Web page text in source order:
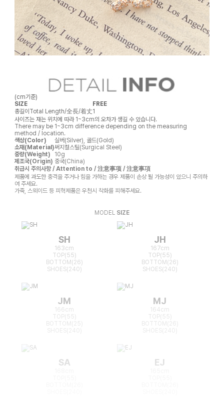
(cm기준)
SIZE
FREE
총길이 Total Length/全長/着丈1
사이즈는 재는 위치에 따라 1~3cm의 오차가 생길 수 있습니다.
There may be 1~3cm difference depending on the measuring
method / location.
색상(Color)
실버(Silver), 골드(Gold)
소재(Material)써지컬스틸(Surgical Steel)
중량(Weight)
10g
제조국(Origin) 중국(China)
취급시 주의사항 / Attention to / 注意事项 / 注意事項
제품에 과도한 충격을 주거나 힘을 가하는 경우 제품이 손상 될 가능성이 있으니 주의하
여 주세요.
가죽, 스웨이드 등 피혁제품은 우천시 착화를 피해주세요.
MODEL SIZE
SH
163cm
TOP(55)
BOTTOM(26)
SHOES(240)
JH
167cm
TOP(55)
BOTTOM(26)
SHOES(240)
JM
166cm
TOP(55)
BOTTOM(25)
MJ
164cm
TOP(55)
BOTTOM(26)
SA EJ